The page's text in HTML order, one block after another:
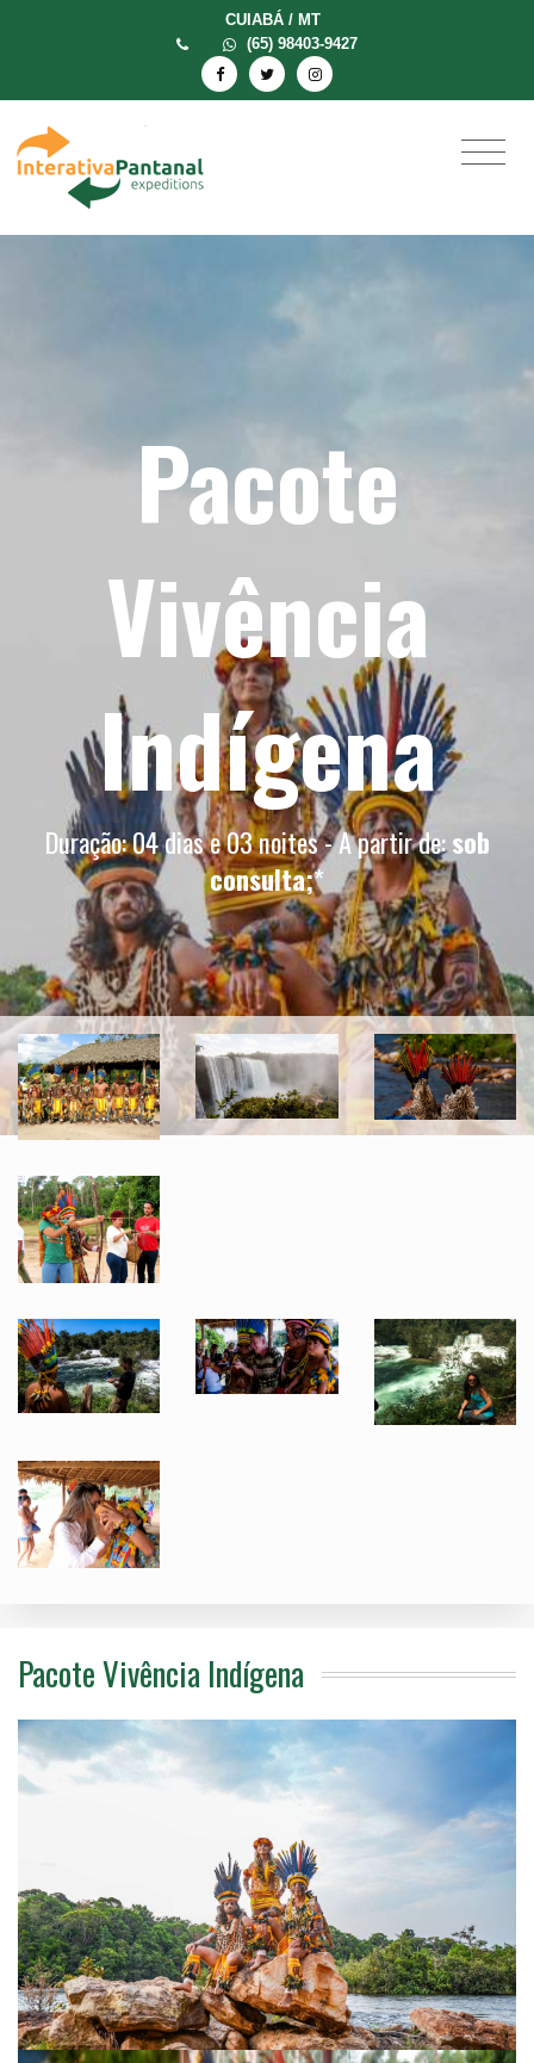
CUIABÁ / MT
(65) 98403-9427
Pacote
Vivência
Indígena
Duração: 04 dias e 03 noites - A partir de:sob
consulta;*
Pacote Vivência Indígena